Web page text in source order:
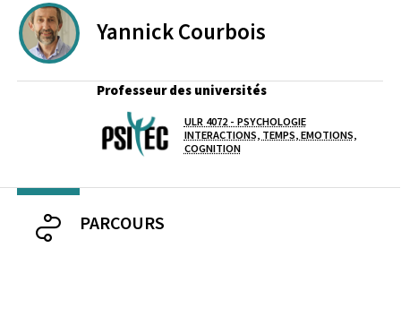
YannickCourbois
Professeur des universités
Laboratoire / équipe
ULR 4072 - PSYCHOLOGIE
INTERACTIONS, TEMPS, EMOTIONS,
COGNITION
PARCOURS